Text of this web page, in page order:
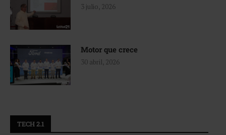
3 julio, 2026
Motor que crece
30 abril, 2026
TECH 2.1